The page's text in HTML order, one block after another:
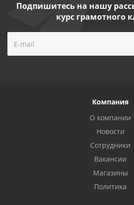
Подпишитесь на нашу
курс грамотного
Компания
О компании
Новости
Сотрудники
Вакансии
Магазины
Политика